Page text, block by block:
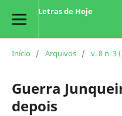
Letras de Hoje
Início / Arquivos / v. 8 n. 3
Guerra
depois